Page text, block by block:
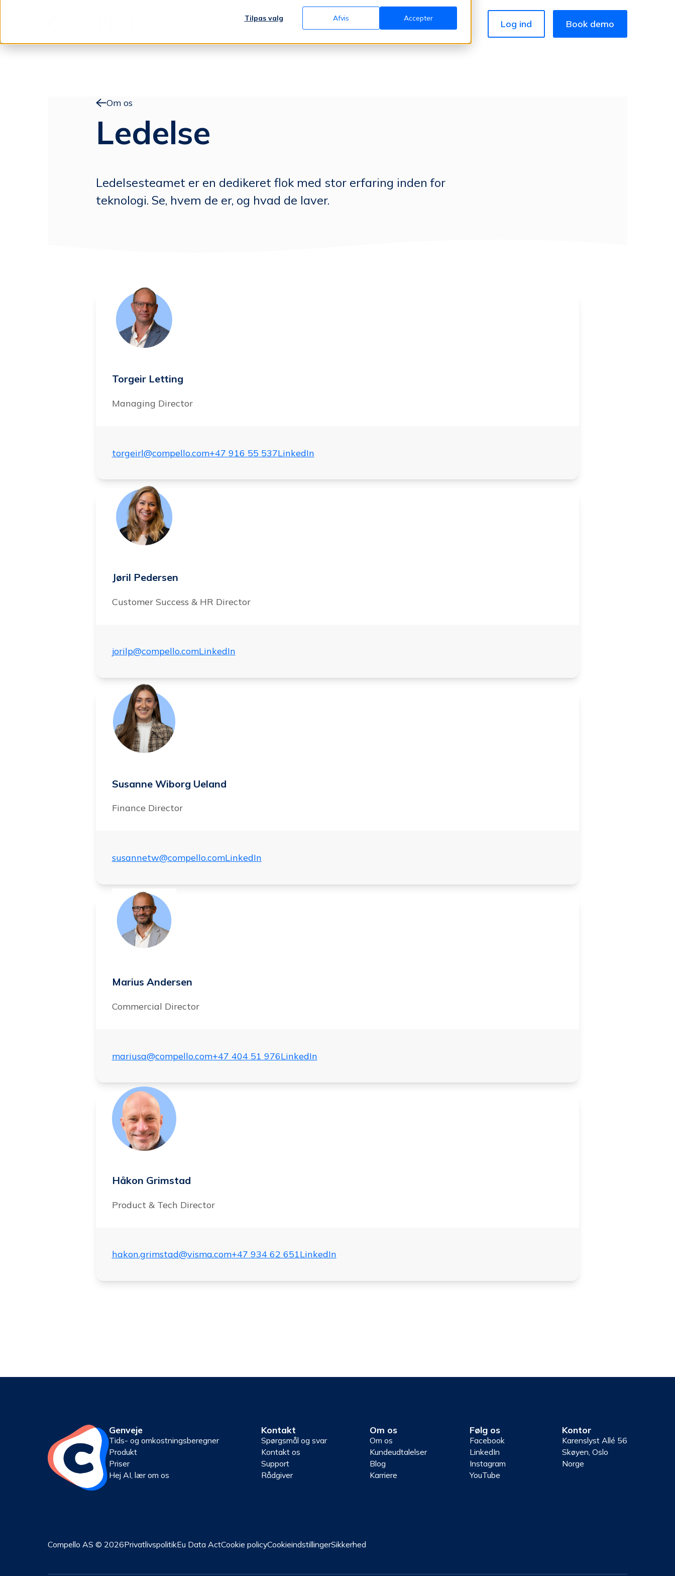
Tilpas valg Accepter
Afvis
Priser Selskab Hjælp Dansk Log ind Book demo
Om os
Ledelse
Ledelsesteamet er en dedikeret flok med stor erfaring inden for
teknologi. Se, hvem de er, og hvad de laver.
Torgeir Letting
Managing Director
torgeirl@compello.com+47 916 55 537LinkedIn
Jøril Pedersen
Customer Success & HR Director
jorilp@compello.comLinkedIn
Susanne Wiborg Ueland
Finance Director
susannetw@compello.comLinkedIn
Marius Andersen
Commercial Director
mariusa@compello.com+47 404 51 976LinkedIn
Håkon Grimstad
Product & Tech Director
hakon.grimstad@visma.com+47 934 62 651LinkedIn
Genveje
Tids- og omkostningsberegner
Produkt
Priser
Hej AI, lær om os
Kontakt
Spørgsmål og svar
Kontakt os
Support
Rådgiver
Om os
Om os
Kundeudtalelser
Blog
Karriere
Følg os
Facebook
LinkedIn
Instagram
YouTube
Kontor
Karenslyst Allé 56
Skøyen, Oslo
Norge
Compello AS © 2026PrivatlivspolitikEu Data ActCookie policyCookieindstillingerSikkerhed